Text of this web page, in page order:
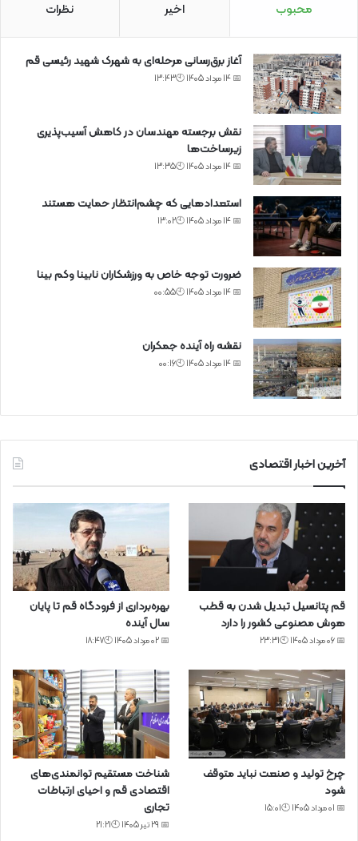
محبوب اخیر نظرات
آغاز برق‌رسانی مرحله‌ای به شهرک شهید رئیسی قم
📅 14 مرداد 1405 🕙13:43
نقش برجسته مهندسان در کاهش آسیب‌پذیری
زیرساخت‌ها
📅 14 مرداد 1405 🕙13:35
استعدادهایی که چشم‌انتظار حمایت هستند
📅 14 مرداد 1405 🕙13:02
ضرورت توجه خاص به ورزشکاران نابینا وکم بینا
📅 14 مرداد 1405 🕙00:55
نقشه راه آینده جمکران
📅 14 مرداد 1405 🕙00:16
آخرین اخبار اقتصادی
قم پتانسیل تبدیل شدن به قطب
هوش مصنوعی کشور را دارد
📅 06 مرداد 1405 🕙23:31
بهره‌برداری از فرودگاه قم تا پایان
سال آینده
📅 02 مرداد 1405 🕙18:47
چرخ تولید و صنعت نباید متوقف
شود
📅 01 مرداد 1405 🕙15:01
شناخت مستقیم توانمندی‌های
اقتصادی قم و احیای ارتباطات
تجاری
📅 29 تیر 1405 🕙21:21